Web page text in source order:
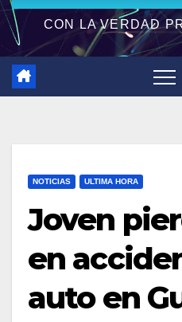
CON LA VERDAD
NOTICIAS ULTIMA HORA
Joven
en
auto en